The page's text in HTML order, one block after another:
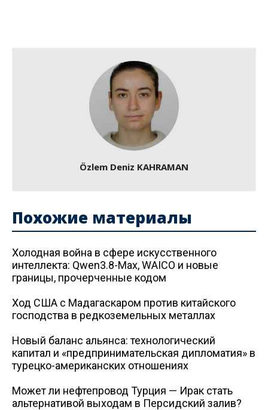
Özlem Deniz KAHRAMAN
Похожие материалы
Холодная война в сфере искусственного
интеллекта: Qwen3.8-Max, WAICO и новые
границы, прочерченные кодом
Ход США с Мадагаскаром против китайского
господства в редкоземельных металлах
Новый баланс альянса: технологический
капитал и «предпринимательская дипломатия» в
турецко-американских отношениях
Может ли нефтепровод Турция — Ирак стать
альтернативой выходам в Персидский залив?